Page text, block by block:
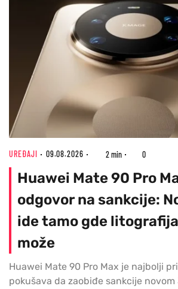
UREĐAJI 09.08.2026 2 min 0
Huawei Mate 90 Pro
odgovor na sankcije:
ide tamo gde
može
Huawei Mate 90 Pro Max je najbolji
pokušava da zaobiđe sankcije